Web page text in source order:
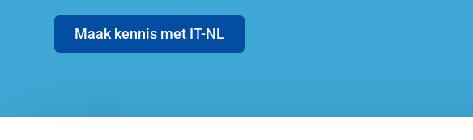
Maak kennis met IT-NL